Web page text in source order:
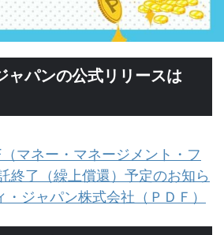
ャパンの公式リリースは
（マネー・マネージメント・フ
終了（繰上償還）予定のお知ら
ジャパン株式会社（ＰＤＦ）